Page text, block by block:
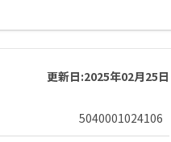
更新日:2025年02月25日
5040001024106